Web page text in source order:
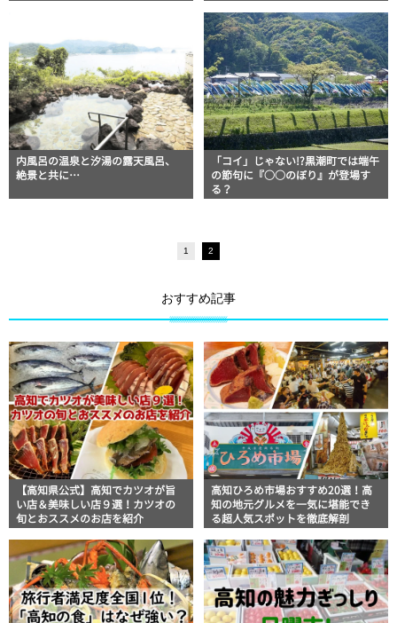
内風呂の温泉と汐湯の露天風呂、
絶景と共に…
「コイ」じゃない!?黒潮町では端午
の節句に『○○のぼり』が登場す
る？
1 2
おすすめ記事
【高知県公式】高知でカツオが旨
い店＆美味しい店９選！カツオの
旬とおススメのお店を紹介
高知ひろめ市場おすすめ20選！高
知の地元グルメを一気に堪能でき
る超人気スポットを徹底解剖